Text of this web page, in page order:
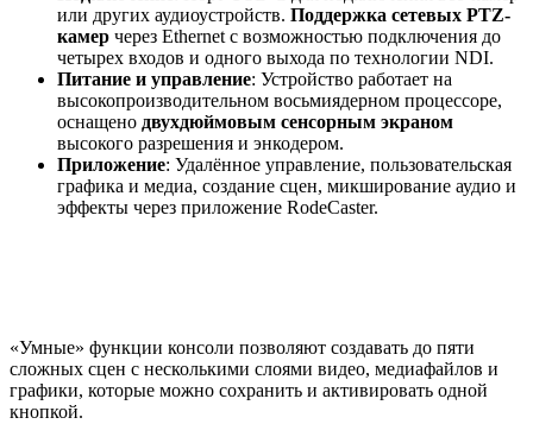
или других аудиоустройств. Поддержка сетевых PTZ-
камер через Ethernet с возможностью подключения до
четырех входов и одного выхода по технологии NDI.
Питание и управление: Устройство работает на
высокопроизводительном восьмиядерном процессоре,
оснащено двухдюймовым сенсорным экраном
высокого разрешения и энкодером.
Приложение: Удалённое управление, пользовательская
графика и медиа, создание сцен, микширование аудио и
эффекты через приложение RodeCaster.
«Умные» функции консоли позволяют создавать до пяти
сложных сцен с несколькими слоями видео, медиафайлов и
графики, которые можно сохранить и активировать одной
кнопкой.